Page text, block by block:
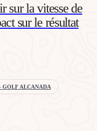
sur la vitesse de
sur le résultat
GOLF ALCANADA